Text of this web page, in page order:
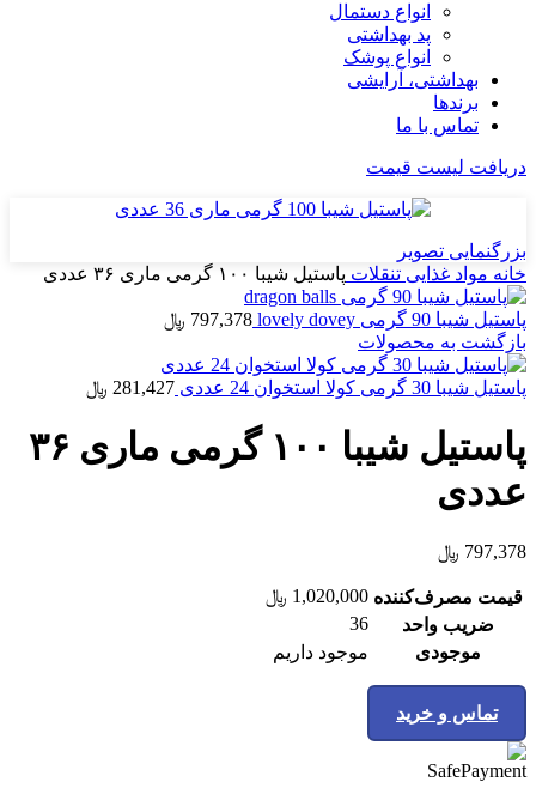
انواع دستمال
پد بهداشتی
انواع پوشک
بهداشتی، آرایشی
برندها
تماس با ما
دریافت لیست قیمت
بزرگنمایی تصویر
خانه مواد غذایی تنقلات پاستیل شیبا ۱۰۰ گرمی ماری ۳۶ عددی
پاستیل شیبا 90 گرمی lovely dovey 797,378 ﷼
بازگشت به محصولات
پاستیل شیبا 30 گرمی کولا استخوان 24 عددی 281,427 ﷼
پاستیل شیبا ۱۰۰ گرمی ماری ۳۶
عددی
797,378 ﷼
قیمت مصرف‌کننده 1,020,000 ﷼
ضریب واحد
36
موجودی
موجود داریم
تماس و خرید